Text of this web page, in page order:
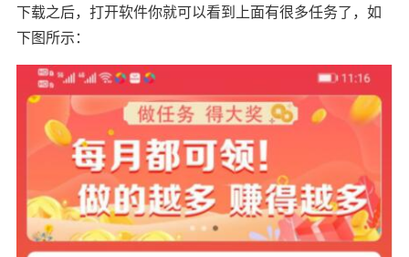
下载之后，打开软件你就可以看到上面有很多任务了，如
下图所示：